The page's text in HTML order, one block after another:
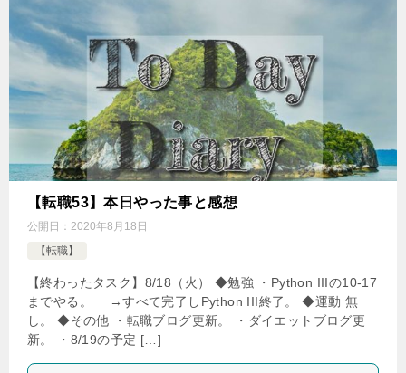
【転職53】本日やった事と感想
公開日： 2020年8月18日
【転職】
【終わったタスク】8/18（火） ◆勉強 ・Python IIIの10-17
までやる。 →すべて完了しPython III終了。 ◆運動 無
し。 ◆その他 ・転職ブログ更新。 ・ダイエットブログ更
新。 ・8/19の予定 […]